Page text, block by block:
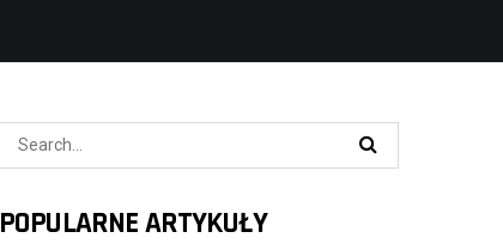
POPULARNE ARTYKUŁY